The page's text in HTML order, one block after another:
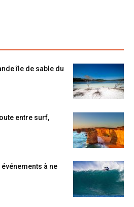
île de sable du
entre surf,
à ne